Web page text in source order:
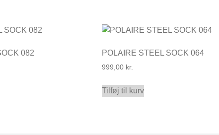
082 POLAIRE STEEL SOCK 064
999,00 kr.
Tilføj til kurv